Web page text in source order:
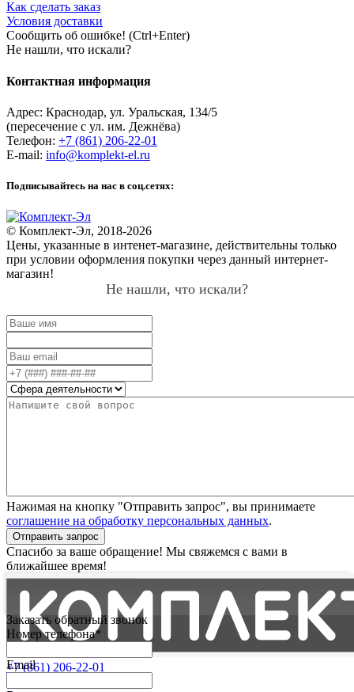
Как сделать заказ
Условия доставки
Сообщить об ошибке! (Ctrl+Enter)
Не нашли, что искали?
Контактная информация
Адрес: Краснодар, ул. Уральская, 134/5
(пересечение с ул. им. Дежнёва)
Телефон: +7 (861) 206-22-01
E-mail: info@komplekt-el.ru
Подписывайтесь на нас в соц.сетях:
© Комплект-Эл, 2018-2026
Цены, указанные в интенет-магазине, действительны только
при условии оформления покупки через данный интернет-
магазин!
Не нашли, что искали?
Нажимая на кнопку "Отправить запрос", вы принимаете
соглашение на обработку персональных данных.
Отправить запрос
Спасибо за ваше обращение! Мы свяжемся с вами в
ближайшее время!
+7 (861) 206-22-01
Заказать обратный звонок
Номер телефона*
Email